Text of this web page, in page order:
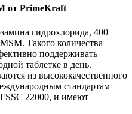
от PrimeKraft
гидрохлорида, 400
Такого количества
поддерживать
таблетке в день.
из высококачественного
стандартам
22000, и имеют